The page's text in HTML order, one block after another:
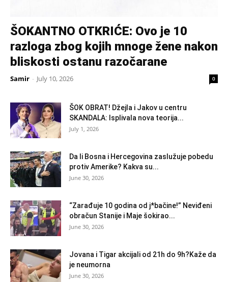
ŠOKANTNO OTKRIĆE: Ovo je 10
razloga zbog kojih mnoge žene nakon
bliskosti ostanu razočarane
Samir - July 10, 2026 0
ŠOK OBRAT! Džejla i Jakov u centru
SKANDALA: Isplivala nova teorija...
July 1, 2026
Da li Bosna i Hercegovina zaslužuje pobedu
protiv Amerike? Kakva su...
June 30, 2026
“Zarađuje 10 godina od j*bačine!” Neviđeni
obračun Stanije i Maje šokirao...
June 30, 2026
Jovana i Tigar akcijali od 21h do 9h?Kaže da
je neumorna
June 30, 2026